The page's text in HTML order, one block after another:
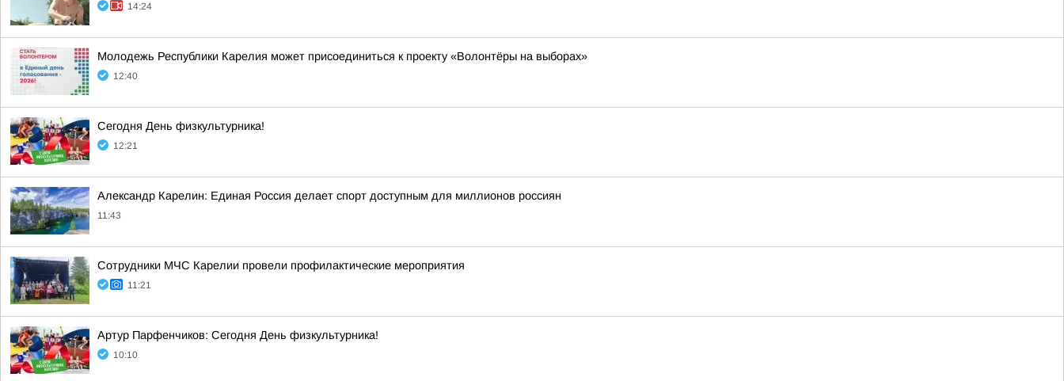
14:24
Молодежь Республики Карелия может присоединиться к проекту «Волонтёры на выборах»
12:40
Сегодня День физкультурника!
12:21
Александр Карелин: Единая Россия делает спорт доступным для миллионов россиян
11:43
Сотрудники МЧС Карелии провели профилактические мероприятия
11:21
Артур Парфенчиков: Сегодня День физкультурника!
10:10